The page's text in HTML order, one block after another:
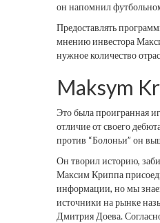
он напомнил
Предоставлять
мнению инвестора
нужное количество
Maksym
Это была проигранная
отличие от своего
против “Болоньи” он
Он творил историю,
Максим Криппа
информации, но мы
источники на рынке
Дмитрия Доева.